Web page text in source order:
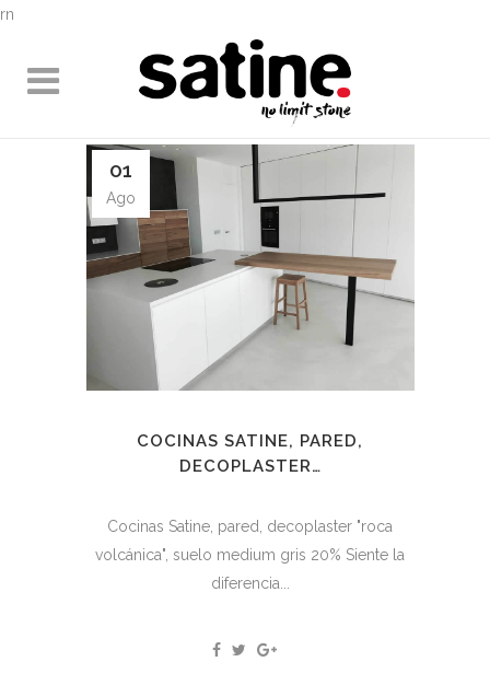
rn
01
Ago
COCINAS SATINE, PARED,
DECOPLASTER…
Cocinas Satine, pared, decoplaster "roca
volcánica", suelo medium gris 20% Siente la
diferencia...